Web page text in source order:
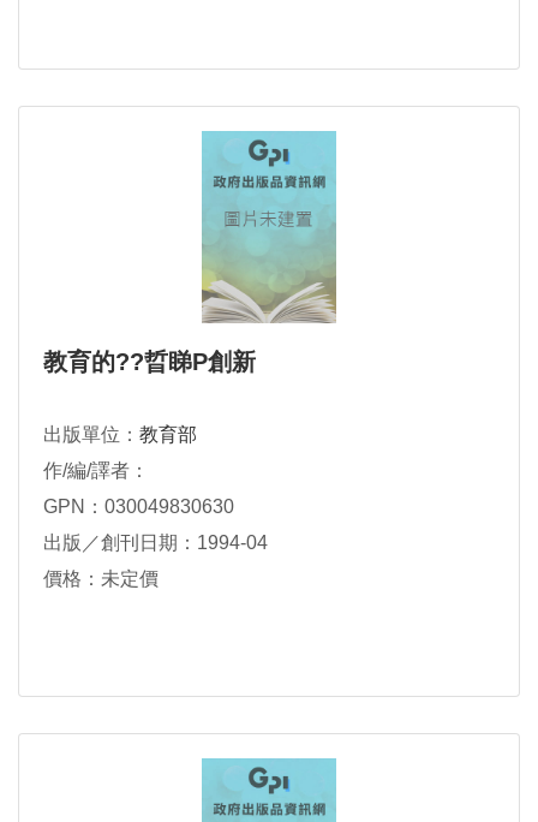
教育的??晢睇P創新
出版單位： 教育部
作/編/譯者：
GPN：030049830630
出版／創刊日期：1994-04
價格：未定價